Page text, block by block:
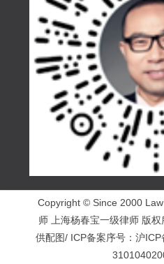
Copyright © Since 2000
师 上海杨春宝一级律师 版
供配图/ ICP备案序号： 沪ICP